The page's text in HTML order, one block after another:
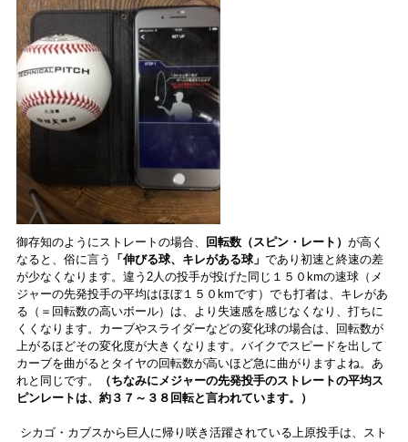
御存知のようにストレートの場合、 回転数（スピン・レート） が高く
なると、俗に言う
「伸びる球、キレがある球」 であり初速と終速の差
が少なくなります。違う2人の投手が投げた同じ１５０kmの速球（メ
ジャーの先発投手の平均はほぼ１５０kmです）でも打者は、キレがあ
る（＝回転数の高いボール）は、より失速感を感じなくなり、打ちに
くくなります。カーブやスライダーなどの変化球の場合は、回転数が
上がるほどその変化度が大きくなります。バイクでスピードを出して
カーブを曲がるとタイヤの回転数が高いほど急に曲がりますよね。あ
れと同じです。
（ちなみにメジャーの先発投手のストレートの平均ス
ピンレートは、約３７～３８回転と言われています。）
シカゴ・カブスから巨人に帰り咲き活躍されている上原投手は、スト